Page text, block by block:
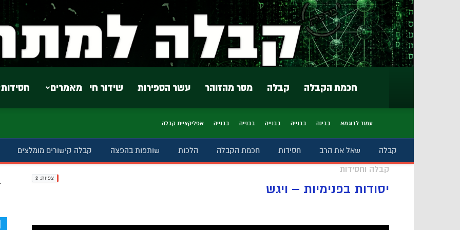
חסידות מאמרים שידור חי עשר הספירות מסר מהזוהר קבלה חכמת הקבלה
עמוד לדוגמא בבינה בבנייה בבנייה בבנייה בבנייה אפליקציית קבלה
קבלה שאל את הרב חסידות חכמת הקבלה הלכות שותפות בהפצה קבלה קישורים מומלצים
קבלה וחסידות
יסודות בפנימיות – ויגש
צפיות: 2